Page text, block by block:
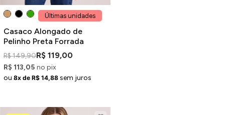
Últimas unidades
Casaco Alongado de
Pelinho Preta Forrada
R$ 149,90R$ 119,00
R$ 113,05 no pix
ou 8x de R$ 14,88 sem juros